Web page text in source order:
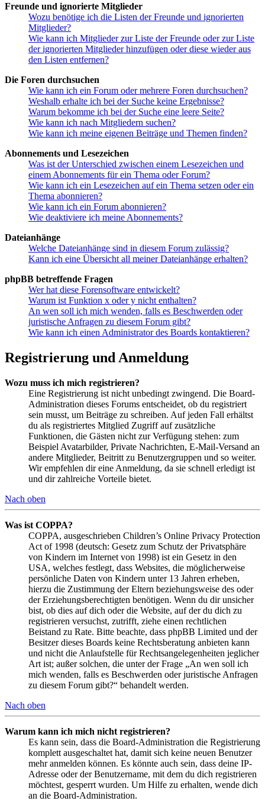
Freunde und ignorierte Mitglieder
Wozu benötige ich die Listen der Freunde und ignorierten
Mitglieder?
Wie kann ich Mitglieder zur Liste der Freunde oder zur Liste
der ignorierten Mitglieder hinzufügen oder diese wieder aus
den Listen entfernen?
Die Foren durchsuchen
Wie kann ich ein Forum oder mehrere Foren durchsuchen?
Weshalb erhalte ich bei der Suche keine Ergebnisse?
Warum bekomme ich bei der Suche eine leere Seite?
Wie kann ich nach Mitgliedern suchen?
Wie kann ich meine eigenen Beiträge und Themen finden?
Abonnements und Lesezeichen
Was ist der Unterschied zwischen einem Lesezeichen und
einem Abonnements für ein Thema oder Forum?
Wie kann ich ein Lesezeichen auf ein Thema setzen oder ein
Thema abonnieren?
Wie kann ich ein Forum abonnieren?
Wie deaktiviere ich meine Abonnements?
Dateianhänge
Welche Dateianhänge sind in diesem Forum zulässig?
Kann ich eine Übersicht all meiner Dateianhänge erhalten?
phpBB betreffende Fragen
Wer hat diese Forensoftware entwickelt?
Warum ist Funktion x oder y nicht enthalten?
An wen soll ich mich wenden, falls es Beschwerden oder
juristische Anfragen zu diesem Forum gibt?
Wie kann ich einen Administrator des Boards kontaktieren?
Registrierung und Anmeldung
Wozu muss ich mich registrieren?
Eine Registrierung ist nicht unbedingt zwingend. Die Board-
Administration dieses Forums entscheidet, ob du registriert
sein musst, um Beiträge zu schreiben. Auf jeden Fall erhältst
du als registriertes Mitglied Zugriff auf zusätzliche
Funktionen, die Gästen nicht zur Verfügung stehen: zum
Beispiel Avatarbilder, Private Nachrichten, E-Mail-Versand an
andere Mitglieder, Beitritt zu Benutzergruppen und so weiter.
Wir empfehlen dir eine Anmeldung, da sie schnell erledigt ist
und dir zahlreiche Vorteile bietet.
Nach oben
Was ist COPPA?
COPPA, ausgeschrieben Children’s Online Privacy Protection
Act of 1998 (deutsch: Gesetz zum Schutz der Privatsphäre
von Kindern im Internet von 1998) ist ein Gesetz in den
USA, welches festlegt, dass Websites, die möglicherweise
persönliche Daten von Kindern unter 13 Jahren erheben,
hierzu die Zustimmung der Eltern beziehungsweise des oder
der Erziehungsberechtigten benötigen. Wenn du dir unsicher
bist, ob dies auf dich oder die Website, auf der du dich zu
registrieren versuchst, zutrifft, ziehe einen rechtlichen
Beistand zu Rate. Bitte beachte, dass phpBB Limited und der
Besitzer dieses Boards keine Rechtsberatung anbieten kann
und nicht die Anlaufstelle für Rechtsangelegenheiten jeglicher
Art ist; außer solchen, die unter der Frage „An wen soll ich
mich wenden, falls es Beschwerden oder juristische Anfragen
zu diesem Forum gibt?“ behandelt werden.
Nach oben
Warum kann ich mich nicht registrieren?
Es kann sein, dass die Board-Administration die Registrierung
komplett ausgeschaltet hat, damit sich keine neuen Benutzer
mehr anmelden können. Es könnte auch sein, dass deine IP-
Adresse oder der Benutzername, mit dem du dich registrieren
möchtest, gesperrt wurden. Um Hilfe zu erhalten, wende dich
an die Board-Administration.